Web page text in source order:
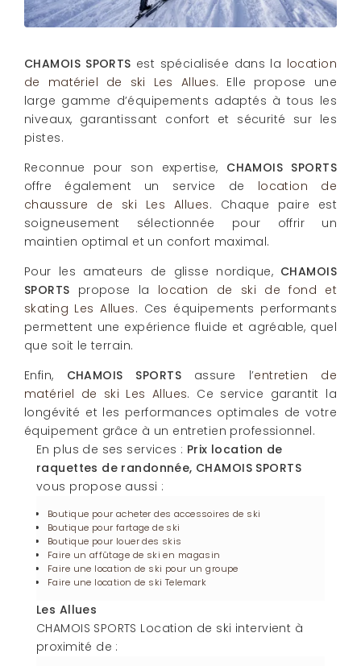
CHAMOIS SPORTS est spécialisée dans la location
de matériel de ski Les Allues. Elle propose une
large gamme d’équipements adaptés à tous les
niveaux, garantissant confort et sécurité sur les
pistes.
Reconnue pour son expertise, CHAMOIS SPORTS
offre également un service de location de
chaussure de ski Les Allues. Chaque paire est
soigneusement sélectionnée pour offrir un
maintien optimal et un confort maximal.
Pour les amateurs de glisse nordique, CHAMOIS
SPORTS propose la location de ski de fond et
skating Les Allues. Ces équipements performants
permettent une expérience fluide et agréable, quel
que soit le terrain.
Enfin, CHAMOIS SPORTS assure l’entretien de
matériel de ski Les Allues. Ce service garantit la
longévité et les performances optimales de votre
équipement grâce à un entretien professionnel.
En plus de ses services : Prix location de
raquettes de randonnée, CHAMOIS SPORTS
vous propose aussi :
Boutique pour acheter des accessoires de ski
Boutique pour fartage de ski
Boutique pour louer des skis
Faire un affûtage de ski en magasin
Faire une location de ski pour un groupe
Faire une location de ski Telemark
Les Allues
CHAMOIS SPORTS Location de ski intervient à
proximité de :